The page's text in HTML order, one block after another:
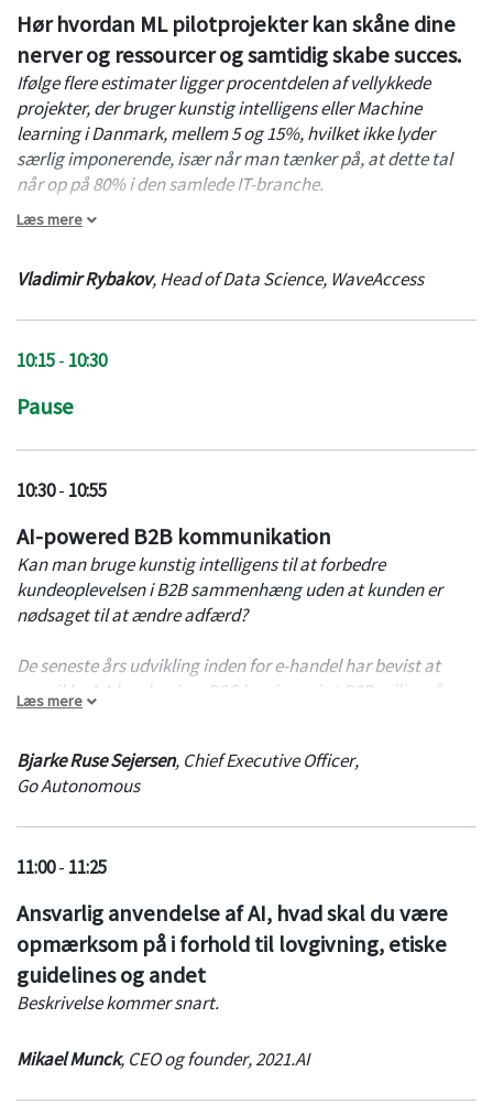
Hør hvordan ML pilotprojekter kan skåne dine
nerver og ressourcer og samtidig skabe succes.
Ifølgeflereestimater ligger procentdelen af vellykkede
projekter, der bruger kunstig intelligens ellerMachine
learningi Danmark, mellem 5 og 15%, hvilket ikke lyder
særlig imponerende, især når man tænker på, at dette tal
når op på 80% iden samledeIT-branche.
Blandt de tilfælde, hvor projekter starter med piloter, er
halvdelen af dem til produktionsstadiet. Men spørgsmålet
hæmmer den vellykkede overgang fra pilot AI-projekter til
Læs mere
Vladimir Rybakov,Head of Data Science, WaveAccess
10:15- 10:30
Pause
10:30- 10:55
AI-powered B2B kommunikation
Kan man bruge kunstig intelligens til at forbedre
kundeoplevelsen i B2B sammenhæng uden at kunden er
nødsaget til at ændre adfærd?
De seneste års udvikling inden for e-handel har bevist at
man ikke 1:1 kan kopiere B2C løsninger i et B2B miljø, på
trods af at dette er forsøgt et utal af gange. Men hvordan
fra e-commerce, uden at man skal tvinge kunden over på
platforme og løsninger som slet ikke passer til deres
Læs mere
Bjarke Ruse Sejersen, Chief Executive Officer,
Go Autonomous
11:00- 11:25
Ansvarlig anvendelse af AI, hvad skal du være
opmærksom på i forhold til lovgivning, etiske
guidelines og andet
Beskrivelse kommer snart.
Mikael Munck, CEO og founder,2021.AI